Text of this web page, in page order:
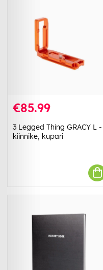
€85.99
3 Legged Thing GRACY L -
kiinnike, kupari